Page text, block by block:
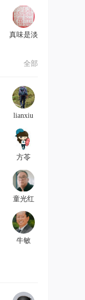
真味是淡
全部
lianxiu
方苓
童光红
牛敏